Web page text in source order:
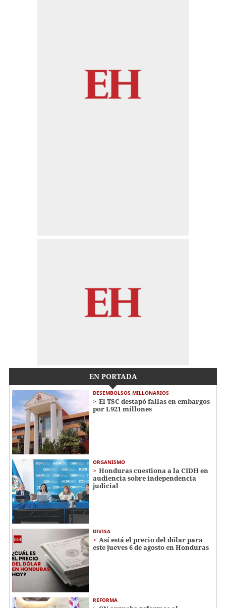
EN PORTADA
DESEMBOLSOS MILLONARIOS
El TSC destapó fallas en embargos
por L921 millones
ORGANISMO
Honduras cuestiona a la CIDH en
audiencia sobre independencia
judicial
DIVISA
Así está el precio del dólar para
este jueves 6 de agosto en Honduras
REFORMA